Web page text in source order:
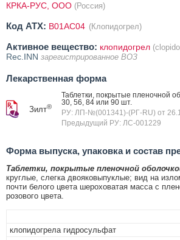
КРКА-РУС, ООО (Россия)
Код ATX: B01AC04 (Клопидогрел)
Активное вещество: клопидогрел
Rec.INN зарегистрированное ВОЗ
Лекарственная форма
Зилт®
Таблетки, покрытые пленочной
30, 56, 84 или 90 шт.
РУ: ЛП-№(001341)-(РГ-RU) от
Предыдущий РУ: ЛС-001229
Форма выпуска, упаковка и состав
Таблетки, покрытые пленочной
круглые, слегка двояковыпуклые; вид на
почти белого цвета шероховатая масса с
розового цвета.
клопидогрела гидросульфат